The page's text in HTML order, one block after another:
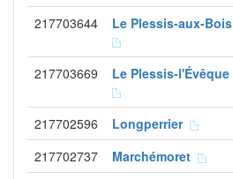
217703644 Le Plessis-aux-Bois
217703669 Le Plessis-l'Évêque
217702596 Longperrier
217702737 Marchémoret